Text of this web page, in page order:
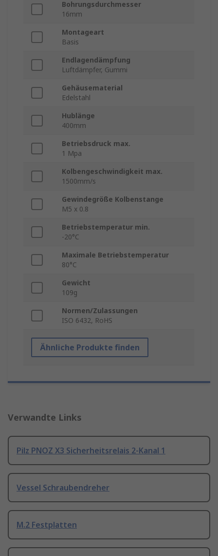
Bohrungsdurchmesser
16mm
Montageart
Basis
Endlagendämpfung
Luftdämpfer, Gummi
Gehäusematerial
Edelstahl
Hublänge
400mm
Betriebsdruck max.
1 Mpa
Kolbengeschwindigkeit max.
1500mm/s
Gewindegröße Kolbenstange
M5 x 0.8
Betriebstemperatur min.
-20°C
Maximale Betriebstemperatur
80°C
Gewicht
109g
Normen/Zulassungen
ISO 6432, RoHS
Ähnliche Produkte finden
Verwandte Links
Pilz PNOZ X3 Sicherheitsrelais 2-Kanal 1
Vessel Schraubendreher
M.2 Festplatten